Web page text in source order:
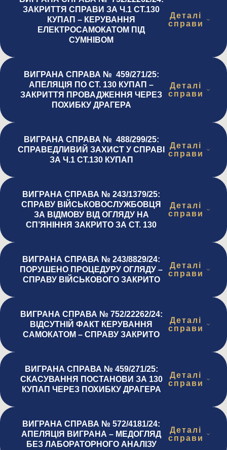
ЗАКРИТТЯ СПРАВИ ЗА Ч.1 СТ.130
КУПАП – КЕРУВАННЯ
ЕЛЕКТРОСАМОКАТОМ ПІД
СУМНІВОМ
Деталі
справи
ВИГРАНА СПРАВА № 459/271/25:
АПЕЛЯЦІЯ ПО СТ. 130 КУПАП –
ЗАКРИТТЯ ПРОВАДЖЕННЯ ЧЕРЕЗ
ПОХИБКУ ДРАГЕРА
Деталі
справи
ВИГРАНА СПРАВА № 488/299/25:
СПРАВЕДЛИВИЙ ЗАХИСТ У СПРАВІ
ЗА Ч.1 СТ.130 КУПАП
Деталі
справи
ВИГРАНА СПРАВА № 243/1379/25:
СПРАВУ ВІЙСЬКОВОСЛУЖБОВЦЯ
ЗА ВІДМОВУ ВІД ОГЛЯДУ НА
СП’ЯНІННЯ ЗАКРИТО ЗА СТ. 130
Деталі
справи
ВИГРАНА СПРАВА № 243/8829/24:
ПОРУШЕНО ПРОЦЕДУРУ ОГЛЯДУ –
СПРАВУ ВІЙСЬКОВОГО ЗАКРИТО
Деталі
справи
ВИГРАНА СПРАВА № 752/22262/24:
ВІДСУТНІЙ ФАКТ КЕРУВАННЯ
САМОКАТОМ – СПРАВУ ЗАКРИТО
Деталі
справи
ВИГРАНА СПРАВА № 459/271/25:
СКАСУВАННЯ ПОСТАНОВИ ЗА 130
КУПАП ЧЕРЕЗ ПОХИБКУ ДРАГЕРА
Деталі
справи
ВИГРАНА СПРАВА № 572/4181/24:
АПЕЛЯЦІЯ ВИГРАНА – МЕДОГЛЯД
БЕЗ ЛАБОРАТОРНОГО АНАЛІЗУ
Деталі
справи